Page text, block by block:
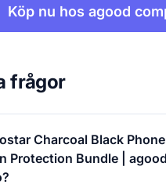
Köp nu hos agood
frågor
Charcoal Black
Protection Bundle |